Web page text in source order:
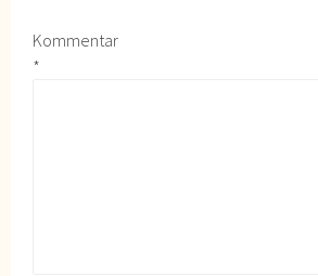
Kommentar
*